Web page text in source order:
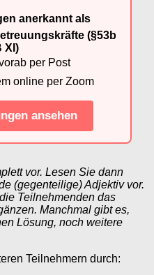
anerkannt als
(§53b
XI)
per Post
online per Zoom
ansehen
vor. Lesen Sie dann
(gegenteilige) Adjektiv vor.
Teilnehmenden das
Manchmal gibt es,
Lösung, noch weitere
Teilnehmern durch: